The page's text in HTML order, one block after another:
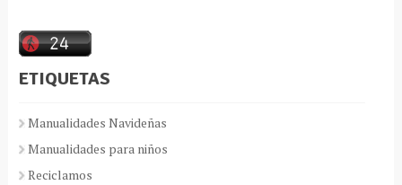
ETIQUETAS
Manualidades Navideñas
Manualidades para niños
Reciclamos